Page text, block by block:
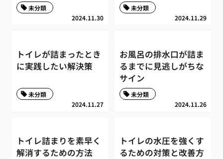
2024.11.30
未分類
2024.11.29
未分類
トイレが詰まったとき
に実践したい解決策
2024.11.27
未分類
お風呂の排水口が詰ま
るまでに見逃しがちな
サイン
2024.11.26
未分類
トイレ詰まりを素早く
解消するための方法
トイレの水圧を強くす
るための対策と改善方